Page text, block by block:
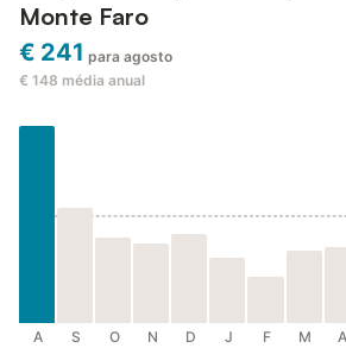
Monte Faro
€ 241 para agosto
€ 148 média anual
A S O N D J F M A